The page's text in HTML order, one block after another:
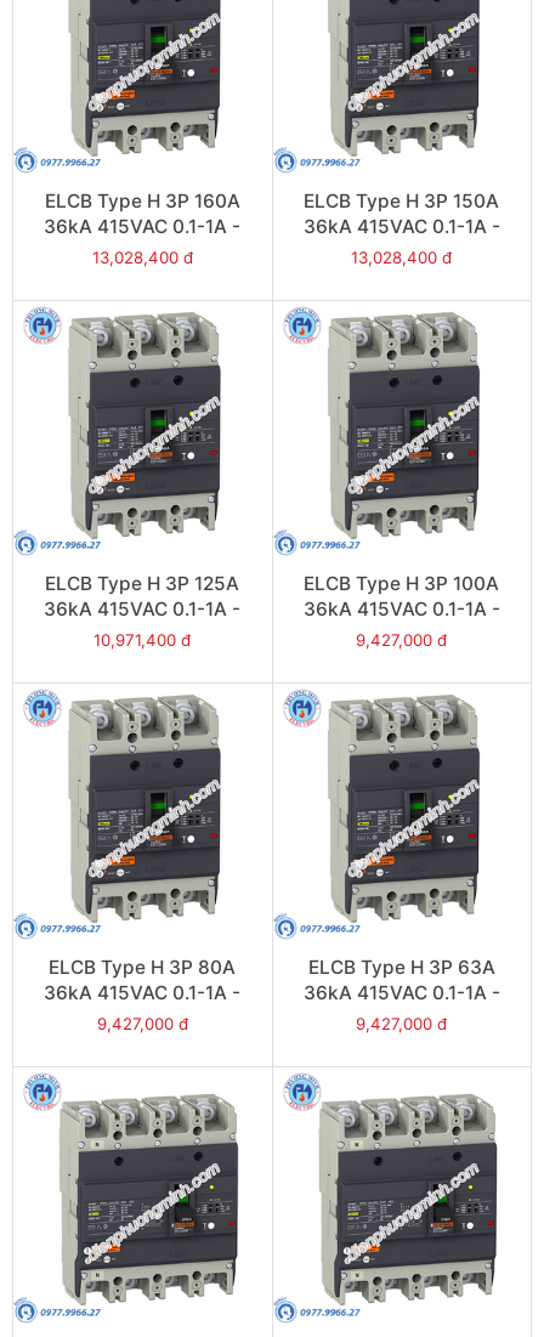
ELCB Type H 3P 160A
36kA 415VAC 0.1-1A -
Model EZCV250H3160
13,028,400 đ
ELCB Type H 3P 150A
36kA 415VAC 0.1-1A -
Model EZCV250H3150
13,028,400 đ
ELCB Type H 3P 125A
36kA 415VAC 0.1-1A -
Model EZCV250H3125
10,971,400 đ
ELCB Type H 3P 100A
36kA 415VAC 0.1-1A -
Model EZCV250H3100
9,427,000 đ
ELCB Type H 3P 80A
36kA 415VAC 0.1-1A -
Model EZCV250H3080
9,427,000 đ
ELCB Type H 3P 63A
36kA 415VAC 0.1-1A -
Model EZCV250H3063
9,427,000 đ